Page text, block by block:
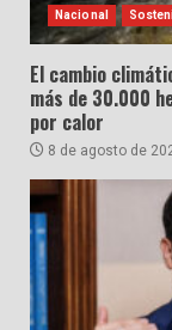
Nacional
El cambio
más de 30.000
por calor
8 de agosto de